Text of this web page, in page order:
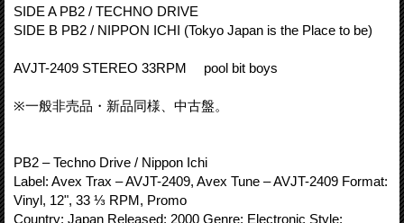
SIDE A PB2 / TECHNO DRIVE
SIDE B PB2 / NIPPON ICHI (Tokyo Japan is the Place to be)
AVJT-2409 STEREO 33RPM pool bit boys
※一般非売品・新品同様、中古盤。
PB2 ‎– Techno Drive / Nippon Ichi
Label: Avex Trax ‎– AVJT-2409, Avex Tune ‎– AVJT-2409 Format:
Vinyl, 12", 33 ⅓ RPM, Promo
Country: Japan Released: 2000 Genre: Electronic Style: